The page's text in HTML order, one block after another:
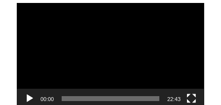
00:00 22:43